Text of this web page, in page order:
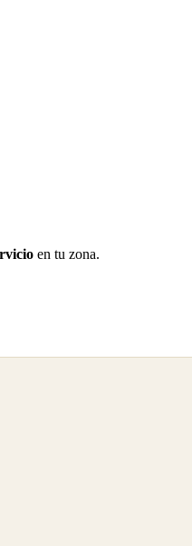
en tu zona.